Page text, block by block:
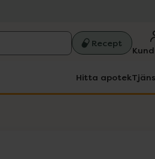
Recept
Hitta apotek